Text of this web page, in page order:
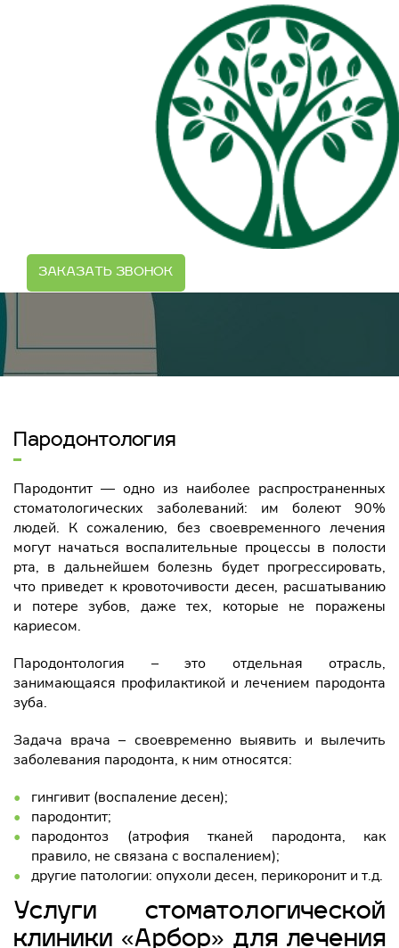
ЗАКАЗАТЬ ЗВОНОК
Пародонтология
ГЛАВНАЯ УСЛУГИ
Пародонтология
Пародонтит — одно из наиболее распространенных
стоматологических заболеваний: им болеют 90%
людей. К сожалению, без своевременного лечения
могут начаться воспалительные процессы в полости
рта, в дальнейшем болезнь будет прогрессировать,
что приведет к кровоточивости десен, расшатыванию
и потере зубов, даже тех, которые не поражены
кариесом.
Пародонтология – это отдельная отрасль,
занимающаяся профилактикой и лечением пародонта
зуба.
Задача врача – своевременно выявить и вылечить
заболевания пародонта, к ним относятся:
гингивит (воспаление десен);
пародонтит;
пародонтоз (атрофия тканей пародонта, как
правило, не связана с воспалением);
другие патологии: опухоли десен, перикоронит и т.д.
Услуги стоматологической
клиники «Арбор» для лечения